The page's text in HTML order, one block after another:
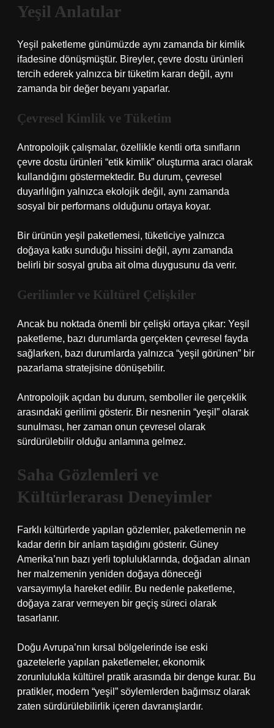
Yeşil Anlatılar
Yeşil paketleme günümüzde aynı zamanda bir kimlik
ifadesine dönüşmüştür. Bireyler, çevre dostu ürünleri
tercih ederek yalnızca bir tüketim kararı değil, aynı
zamanda bir değer beyanı yaparlar.
Çevresel Kimlik ve Tüketim
Antropolojik çalışmalar, özellikle kentli orta sınıfların
çevre dostu ürünleri “etik kimlik” oluşturma aracı olarak
kullandığını göstermektedir. Bu durum, çevresel
duyarlılığın yalnızca ekolojik değil, aynı zamanda
sosyal bir performans olduğunu ortaya koyar.
Bir ürünün yeşil paketlemesi, tüketiciye yalnızca
doğaya katkı sunduğu hissini değil, aynı zamanda
belirli bir sosyal gruba ait olma duygusunu da verir.
Gerilimler ve Kültürel Çelişkiler
Ancak bu noktada önemli bir çelişki ortaya çıkar: Yeşil
paketleme, bazı durumlarda gerçekten çevresel fayda
sağlarken, bazı durumlarda yalnızca “yeşil görünen” bir
pazarlama stratejisine dönüşebilir.
Antropolojik açıdan bu durum, semboller ile gerçeklik
arasındaki gerilimi gösterir. Bir nesnenin “yeşil” olarak
sunulması, her zaman onun çevresel olarak
sürdürülebilir olduğu anlamına gelmez.
Saha Gözlemleri ve
Kültürlerarası Deneyimler
Farklı kültürlerde yapılan gözlemler, paketlemenin ne
kadar derin bir anlam taşıdığını gösterir. Güney
Amerika’nın bazı yerli topluluklarında, doğadan alınan
her malzemenin yeniden doğaya döneceği
varsayımıyla hareket edilir. Bu nedenle paketleme,
doğaya zarar vermeyen bir geçiş süreci olarak
tasarlanır.
Doğu Avrupa’nın kırsal bölgelerinde ise eski
gazetelerle yapılan paketlemeler, ekonomik
zorunlulukla kültürel pratik arasında bir denge kurar. Bu
pratikler, modern “yeşil” söylemlerden bağımsız olarak
zaten sürdürülebilirlik içeren davranışlardır.